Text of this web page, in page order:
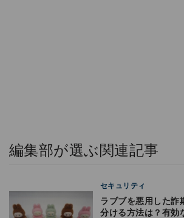
編集部が選ぶ関連記事
セキュリティ
ラブブを悪用した詐
分ける方法は？有効